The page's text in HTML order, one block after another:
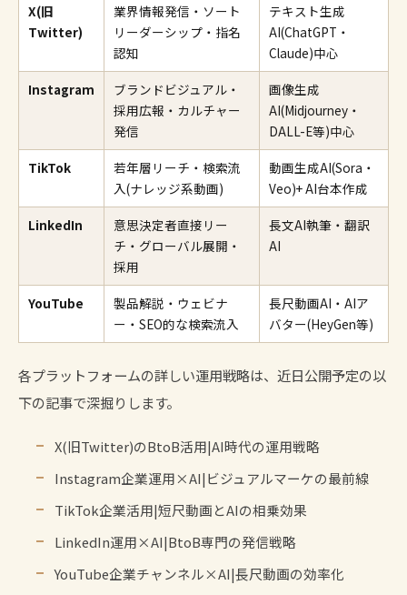
X(旧
Twitter)
業界情報発信・ソート
リーダーシップ・指名
認知
テキスト生成
AI(ChatGPT・
Claude)中心
Instagram
ブランドビジュアル・
採用広報・カルチャー
発信
画像生成
AI(Midjourney・
DALL-E等)中心
TikTok
若年層リーチ・検索流
入(ナレッジ系動画)
動画生成AI(Sora・
Veo)+ AI台本作成
LinkedIn
意思決定者直接リー
チ・グローバル展開・
採用
長文AI執筆・翻訳
AI
YouTube
製品解説・ウェビナ
ー・SEO的な検索流入
長尺動画AI・AIア
バター(HeyGen等)
各プラットフォームの詳しい運用戦略は、近日公開予定の以
下の記事で深掘りします。
X(旧Twitter)のBtoB活用|AI時代の運用戦略
Instagram企業運用×AI|ビジュアルマーケの最前線
TikTok企業活用|短尺動画とAIの相乗効果
LinkedIn運用×AI|BtoB専門の発信戦略
YouTube企業チャンネル×AI|長尺動画の効率化